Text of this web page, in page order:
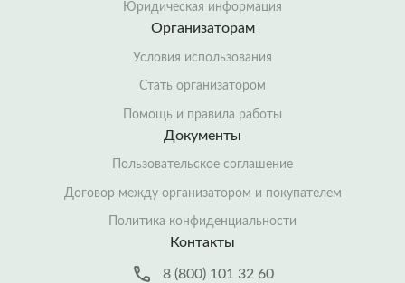
Юридическая информация
Организаторам
Условия использования
Стать организатором
Помощь и правила работы
Документы
Пользовательское соглашение
Договор между организатором и покупателем
Политика конфиденциальности
Контакты
8 (800) 101 32 60